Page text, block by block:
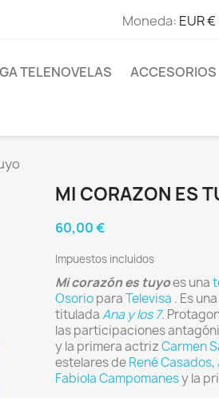
Moneda: EUR €
TELENOVELAS ACCESORIOS
MI CORAZON ES
60,00 €
Impuestos incluidos
Mi corazón es tuyoes una
OsorioparaTelevisa . Es
tituladaAna y los 7.
las participaciones
y la primera actrizCarmen
estelares deRené Casados,
Fabiola Campomanesy la